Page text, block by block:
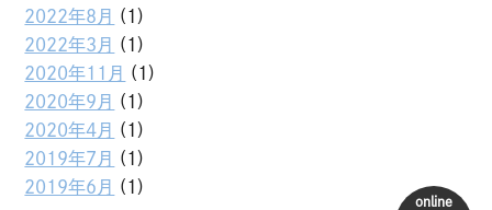
2022年8月
(1)
2022年3月
(1)
2020年11月
(1)
2020年9月
(1)
2020年4月
(1)
2019年7月
(1)
2019年6月
(1)
online